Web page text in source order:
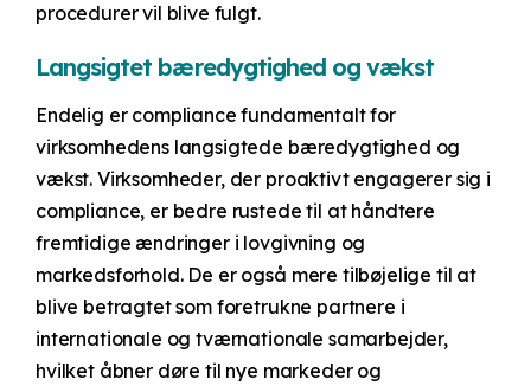
procedurer vil blive fulgt.
Langsigtet bæredygtighed og vækst
Endelig er compliance fundamentalt for
virksomhedens langsigtede bæredygtighed og
vækst. Virksomheder, der proaktivt engagerer sig i
compliance, er bedre rustede til at håndtere
fremtidige ændringer i lovgivning og
markedsforhold. De er også mere tilbøjelige til at
blive betragtet som foretrukne partnere i
internationale og tværnationale samarbejder,
hvilket åbner døre til nye markeder og